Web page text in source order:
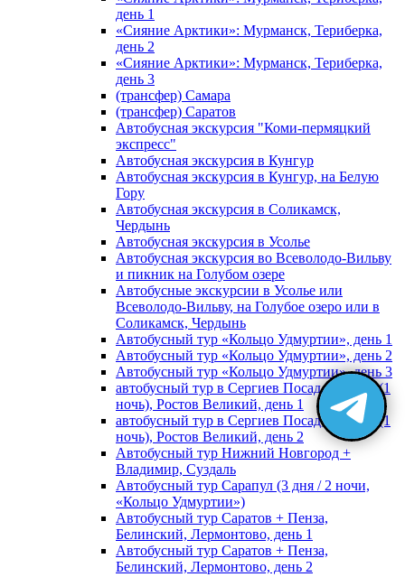
день 1
«Сияние Арктики»: Мурманск, Териберка,
день 2
«Сияние Арктики»: Мурманск, Териберка,
день 3
(трансфер) Самара
(трансфер) Саратов
Автобусная экскурсия "Коми-пермяцкий
экспресс"
Автобусная экскурсия в Кунгур
Автобусная экскурсия в Кунгур, на Белую
Гору
Автобусная экскурсия в Соликамск,
Чердынь
Автобусная экскурсия в Усолье
Автобусная экскурсия во Всеволодо-Вильву
и пикник на Голубом озере
Автобусные экскурсии в Усолье или
Всеволодо-Вильву, на Голубое озеро или в
Соликамск, Чердынь
Автобусный тур «Кольцо Удмуртии», день 1
Автобусный тур «Кольцо Удмуртии», день 2
Автобусный тур «Кольцо Удмуртии», день 3
автобусный тур в Сергиев Посад, Москву (1
ночь), Ростов Великий, день 1
автобусный тур в Сергиев Посад, Москву (1
ночь), Ростов Великий, день 2
Автобусный тур Нижний Новгород +
Владимир, Суздаль
Автобусный тур Сарапул (3 дня / 2 ночи,
«Кольцо Удмуртии»)
Автобусный тур Саратов + Пенза,
Белинский, Лермонтово, день 1
Автобусный тур Саратов + Пенза,
Белинский, Лермонтово, день 2